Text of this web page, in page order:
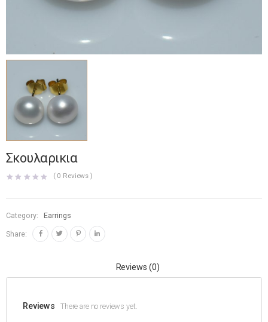
Σκουλαρικια
( 0 Reviews )
Category: Earrings
Share:
Reviews (0)
Reviews There are no reviews yet.